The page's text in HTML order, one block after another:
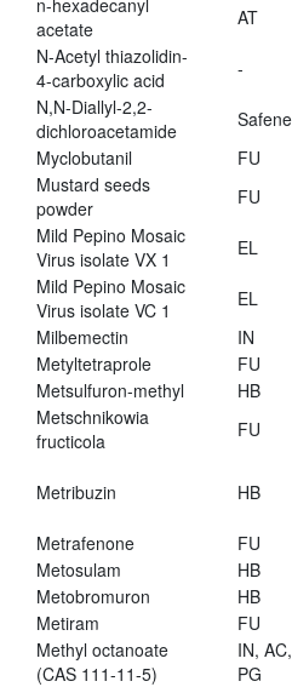
n-hexadecanyl
acetate
AT
N-Acetyl thiazolidin-
4-carboxylic acid
-
N,N-Diallyl-2,2-
dichloroacetamide
Myclobutanil
FU
Mustard seeds
powder
FU
Mild Pepino Mosaic
Virus isolate VX 1
EL
Mild Pepino Mosaic
Virus isolate VC 1
EL
Milbemectin
IN
Metyltetraprole
FU
Metsulfuron-methyl
HB
Metschnikowia
fructicola
FU
Metribuzin HB
Metrafenone
FU
Metosulam
HB
Metobromuron
HB
Metiram
FU
Methyl octanoate
(CAS 111-11-5)
IN,
PG